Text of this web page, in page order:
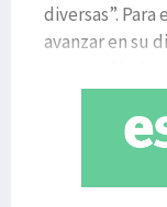
diversas”.
avanzar en su